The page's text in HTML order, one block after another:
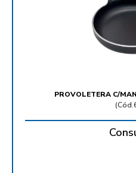
PROVOLETERA C/
(